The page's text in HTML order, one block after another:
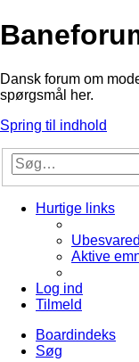
Dansk forum om
spørgsmål her.
Spring til indhold
Hurtige links
Aktive
Log ind
Tilmeld
Boardindeks
Søg